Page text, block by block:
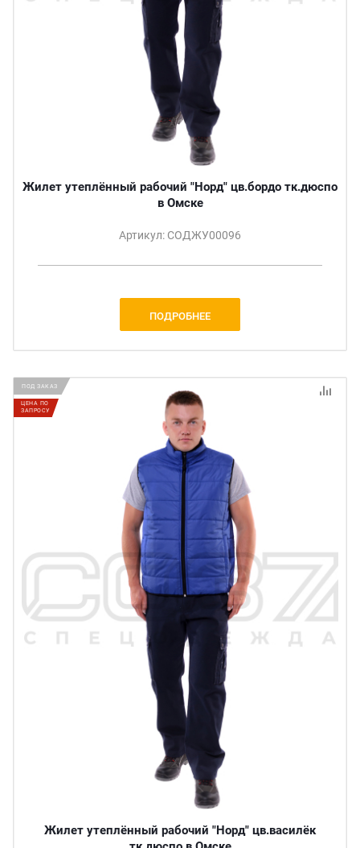
Жилет утеплённый рабочий "Норд" цв.бордо тк.дюспо
в Омске
Артикул: СОДЖУ00096
ПОДРОБНЕЕ
ПОД ЗАКАЗ
ЦЕНА ПО
ЗАПРОСУ
Жилет утеплённый рабочий "Норд" цв.василёк